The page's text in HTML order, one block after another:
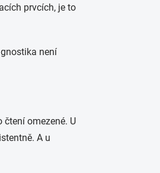
prvcích, je to
není
čtení omezené. U
A u